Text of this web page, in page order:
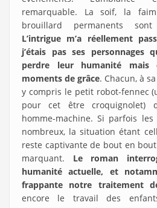
remarquable. La soif, la
brouillard permanents
L’intrigue m’a réellement
j’étais pas ses personnages
perdre leur humanité
moments de grâce. Chacun, à
y compris le petit robot-fennec
pour cet être croquignolet)
homme-machine. Si parfois
nombreux, la situation étant
reste captivante de bout en
marquant. Le roman
humanité actuelle, et
frappante notre traitement
encore le travail des